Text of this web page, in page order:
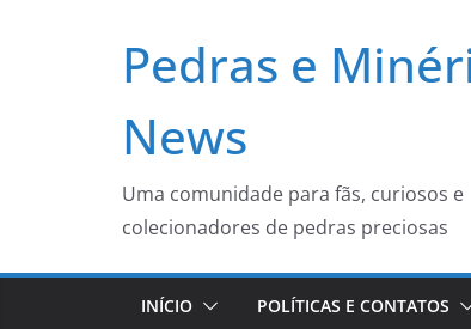
Pedras e
News
Uma comunidade para fãs, curiosos e
colecionadores de pedras preciosas
INÍCIO POLÍTICAS E CONTATOS